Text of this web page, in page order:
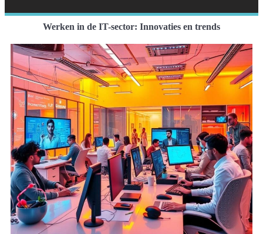
Werken in de IT-sector: Innovaties en trends